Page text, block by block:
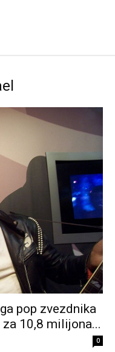
pop zvezdnika
10,8 milijona...
0